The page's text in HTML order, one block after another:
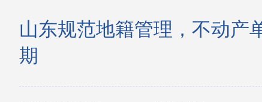
山东规范地籍管理，不动产
期